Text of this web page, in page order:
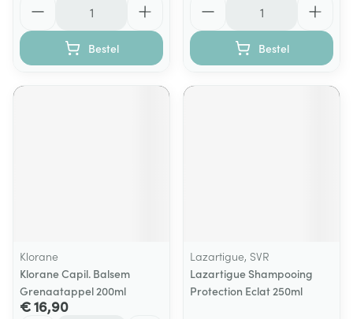
Bestel Bestel
Klorane
Klorane Capil. Balsem
Grenaatappel 200ml
€ 16,90
Lazartigue, SVR
Lazartigue Shampooing
Protection Eclat 250ml